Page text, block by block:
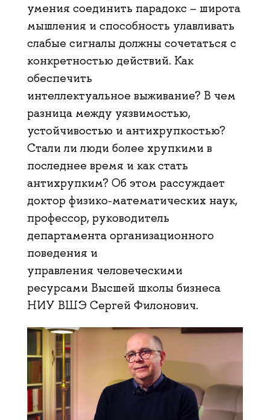
умения соединить парадокс – широта
мышления и способность улавливать
слабые сигналы должны сочетаться с
конкретностью действий. Как
обеспечить
интеллектуальное выживание? В чем
разница между уязвимостью,
устойчивостью и антихрупкостью?
Стали ли люди более хрупкими в
последнее время и как стать
антихрупким? Об этом рассуждает
доктор физико-математических наук,
профессор, руководитель
департамента организационного
поведения и
управления человеческими
ресурсами Высшей школы бизнеса
НИУ ВШЭ Сергей Филонович.